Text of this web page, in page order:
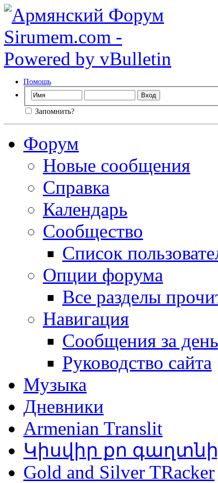
Помощь
Запомнить?
Форум
Новые сообщения
Справка
Календарь
Сообщество
Список
Опции форума
Все разделы
Навигация
Сообщения за день
Руководство сайта
Музыка
Дневники
Armenian Translit
Կիսվիր քո
Gold and Silver TRacker